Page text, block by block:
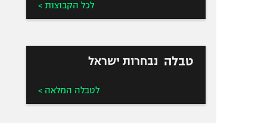
ספורט אולימפי
UFC
לכל הקבוצות >
טבלה נבחרות ישראל
לטבלה המלאה >